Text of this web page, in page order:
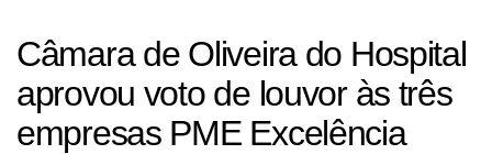
Câmara de Oliveira do Hospital
aprovou voto de louvor às três
empresas PME Excelência